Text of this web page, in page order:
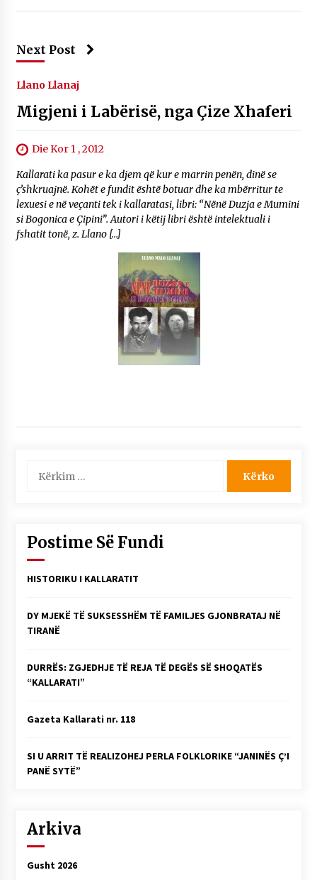
Next Post
Llano Llanaj
Migjeni i Labërisë, nga Çize Xhaferi
Die Kor 1 , 2012
Kallarati ka pasur e ka djem që kur e marrin penën, dinë se
ç’shkruajnë. Kohët e fundit është botuar dhe ka mbërritur te
lexuesi e në veçanti tek i kallaratasi, libri: “Nënë Duzja e Mumini
si Bogonica e Çipini”. Autori i këtij libri është intelektuali i
fshatit tonë, z. Llano […]
për:
Postime Së Fundi
HISTORIKU I KALLARATIT
DY MJEKË TË SUKSESSHËM TË FAMILJES GJONBRATAJ NË
TIRANË
DURRËS: ZGJEDHJE TË REJA TË DEGËS SË SHOQATËS
“KALLARATI”
Gazeta Kallarati nr. 118
SI U ARRIT TË REALIZOHEJ PERLA FOLKLORIKE “JANINËS Ç’I
PANË SYTË”
Arkiva
Gusht 2026